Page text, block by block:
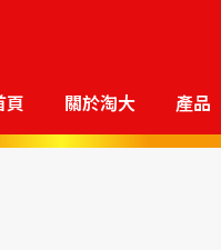
頁 關於淘大 產品